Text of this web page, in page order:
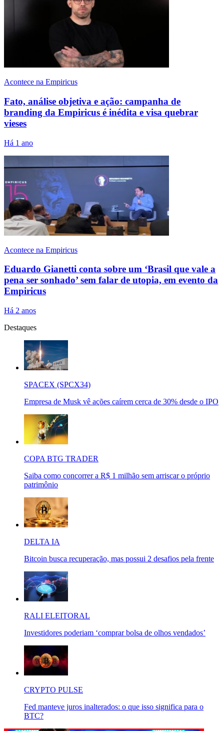
Acontece na Empiricus
Fato, análise objetiva e ação: campanha de
branding da Empiricus é inédita e visa quebrar
vieses
Há 1 ano
Acontece na Empiricus
Eduardo Gianetti conta sobre um ‘Brasil que vale a
pena ser sonhado’ sem falar de utopia, em evento da
Empiricus
Há 2 anos
Destaques
SPACEX (SPCX34)
Empresa de Musk vê ações caírem cerca de 30% desde o IPO
COPA BTG TRADER
Saiba como concorrer a R$ 1 milhão sem arriscar o próprio
patrimônio
DELTA IA
Bitcoin busca recuperação, mas possui 2 desafios pela frente
RALI ELEITORAL
Investidores poderiam ‘comprar bolsa de olhos vendados’
CRYPTO PULSE
Fed manteve juros inalterados: o que isso significa para o
BTC?